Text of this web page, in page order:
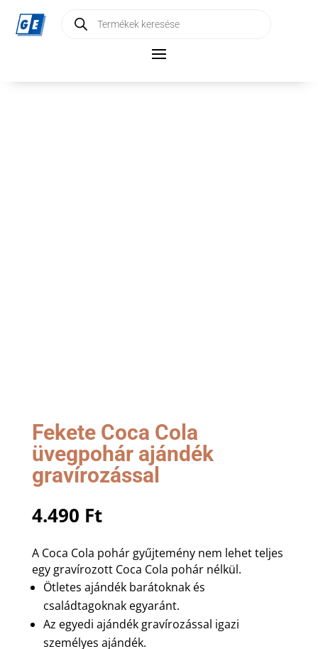
search
Fekete Coca Cola
üvegpohár ajándék
gravírozással
4.490 Ft
A Coca Cola pohár gyűjtemény nem lehet teljes
egy gravírozott Coca Cola pohár nélkül.
Ötletes ajándék barátoknak és
családtagoknak egyaránt.
Az egyedi ajándék gravírozással igazi
személyes ajándék.